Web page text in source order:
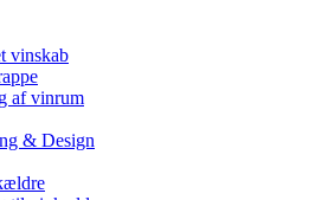
vinskab
af vinrum
& Design